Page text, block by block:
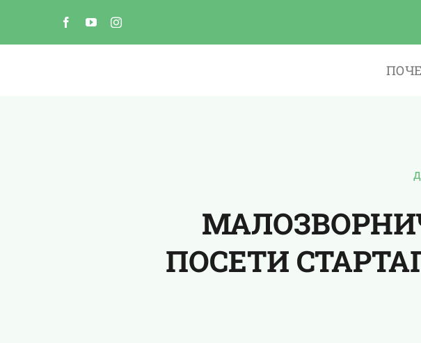
content
ПОСЕТИ